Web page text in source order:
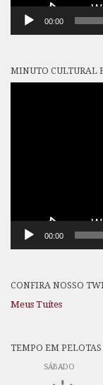
00:00
MINUTO CULTURAL
00:00
CONFIRA NOSSO
Meus Tuítes
TEMPO EM PELOTAS
SÁBADO